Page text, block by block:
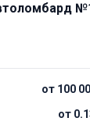
от 100
от